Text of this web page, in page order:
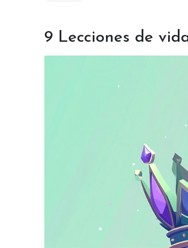
9 Lecciones de